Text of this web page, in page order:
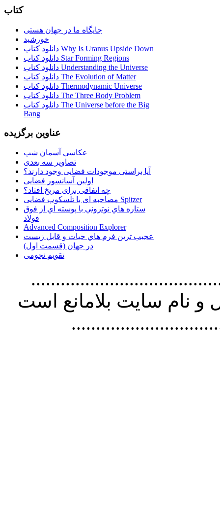
کتاب
جایگاه ما در جهان هستی
خورشید
دانلود کتاب Why Is Uranus Upside Down
دانلود کتاب Star Forming Regions
دانلود کتاب Understanding the Universe
دانلود کتاب The Evolution of Matter
دانلود کتاب Thermodynamic Universe
دانلود کتاب The Three Body Problem
دانلود کتاب The Universe before the Big
Bang
عناوین برگزیده
عکاسی آسمان شب
تصاویر سه بعدی
آیا براستی موجودات فضایی وجود دارند؟
اولین آسانسور فضایی
چه اتفاقی برای مریخ افتاد؟
مصاحبه ای با تلسکوپ فضایی Spitzer
ستاره هاي نوتروني با پوسته اي از فوق
فولاد
Advanced Composition Explorer
عجیب ترین فرم هاي حيات و قابل زيست
در جهان (قسمت اول)
تقویم نجومی
استفاده از
نام سايت بلامانع است